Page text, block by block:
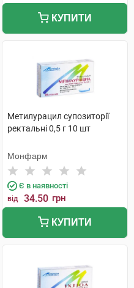
КУПИТИ
Метилурацил супозиторії
ректальні 0,5 г 10 шт
Монфарм
Є в наявності
від 34.50 грн
КУПИТИ